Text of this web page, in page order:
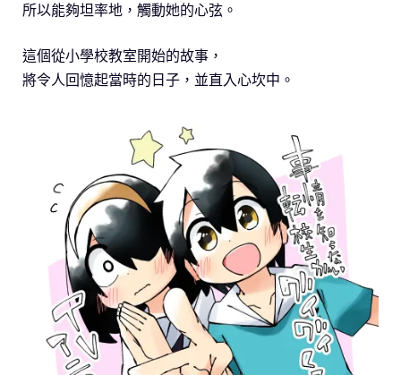
所以能夠坦率地，觸動她的心弦。
這個從小學校教室開始的故事，
將令人回憶起當時的日子，並直入心坎中。